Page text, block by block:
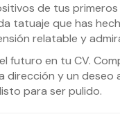
de tus primeros
tatuaje que has
relatable y
futuro en tu CV.
y un deseo
para ser pulido.